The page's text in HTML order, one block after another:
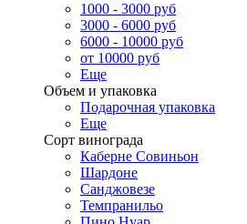
1000 - 3000 руб
3000 - 6000 руб
6000 - 10000 руб
от 10000 руб
Еще
Объем и упаковка
Подарочная упаковка
Еще
Сорт винограда
Каберне Совиньон
Шардоне
Санджовезе
Темпранильо